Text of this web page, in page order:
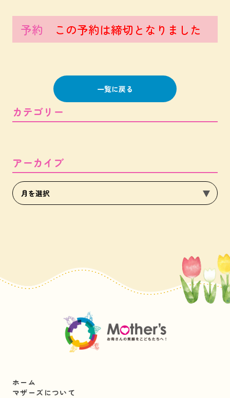
予約 この予約は締切となりました
一覧に戻る
カテゴリー
アーカイブ
ホーム
マザーズについて